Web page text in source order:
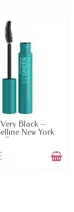
AVAILABLEBlack –
New York
Green...